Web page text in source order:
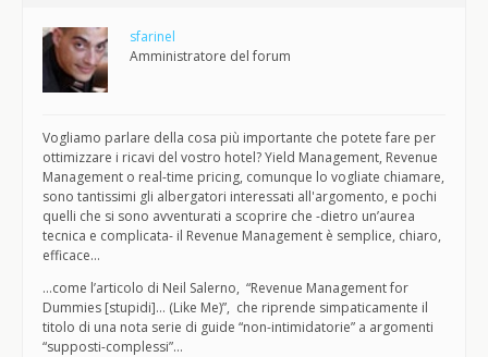
sfarinel
Amministratore del forum
Vogliamo parlare della cosa più importante che potete fare per
ottimizzare i ricavi del vostro hotel? Yield Management, Revenue
Management o real-time pricing, comunque lo vogliate chiamare,
sono tantissimi gli albergatori interessati all'argomento, e pochi
quelli che si sono avventurati a scoprire che -dietro un’aurea
tecnica e complicata- il Revenue Management è semplice, chiaro,
efficace…
…come l’articolo di Neil Salerno, “Revenue Management for
Dummies [stupidi]… (Like Me)”, che riprende simpaticamente il
titolo di una nota serie di guide “non-intimidatorie” a argomenti
“supposti-complessi”…